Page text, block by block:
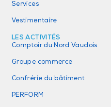
Services
Vestimentaire
LES ACTIVITÉS
Comptoir du Nord Vaudois
Groupe commerce
Confrérie du bâtiment
PERFORM